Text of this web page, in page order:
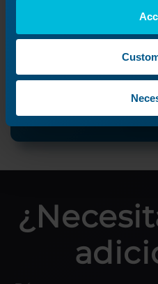
Aprenda todo sobre la
máquina.